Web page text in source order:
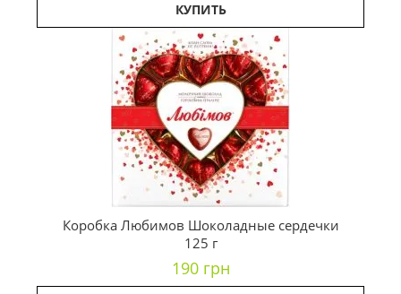
КУПИТЬ
Коробка Любимов Шоколадные сердечки
125 г
190 грн